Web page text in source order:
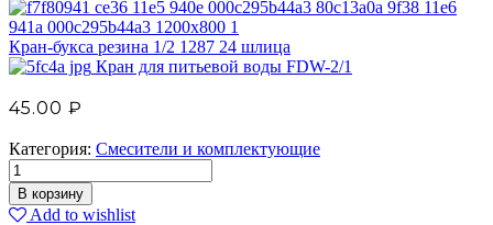
Кран-букса резина 1/2 1287 24 шлица
Кран для питьевой воды FDW-2/1
45.00 ₽
Категория: Смесители и комплектующие
В корзину
Add to wishlist